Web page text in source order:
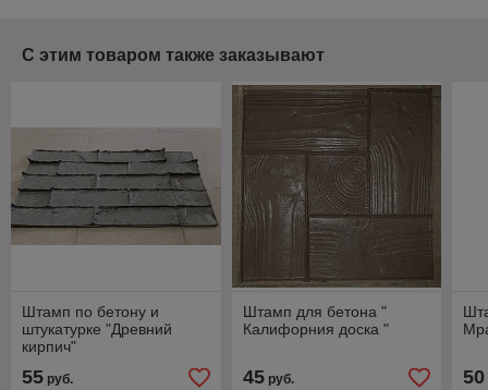
С этим товаром также заказывают
Штамп по бетону и
штукатурке "Древний
кирпич"
55 руб.
Штамп для бетона "
Калифорния доска "
45руб. 50